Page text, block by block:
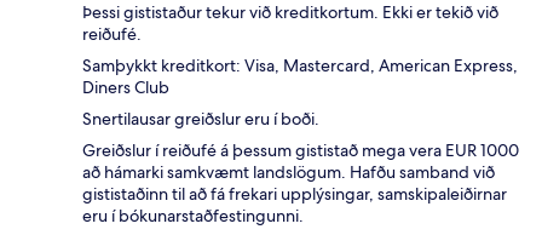
Þessi gististaður tekur við kreditkortum. Ekki er tekið við
reiðufé.
Samþykkt kreditkort: Visa, Mastercard, American Express,
Diners Club
Snertilausar greiðslur eru í boði.
Greiðslur í reiðufé á þessum gististað mega vera EUR 1000
að hámarki samkvæmt landslögum. Hafðu samband við
gististaðinn til að fá frekari upplýsingar, samskipaleiðirnar
eru í bókunarstaðfestingunni.